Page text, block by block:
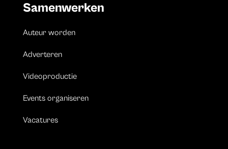
Samenwerken
Auteur worden
Adverteren
Videoproductie
Events organiseren
Vacatures